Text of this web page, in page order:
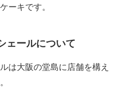
ーキです。
ェールについて
は大阪の堂島に店舗を構え